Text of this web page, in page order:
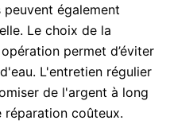
peuvent également
Le choix de la
permet d’éviter
L'entretien régulier
de l'argent à long
coûteux.